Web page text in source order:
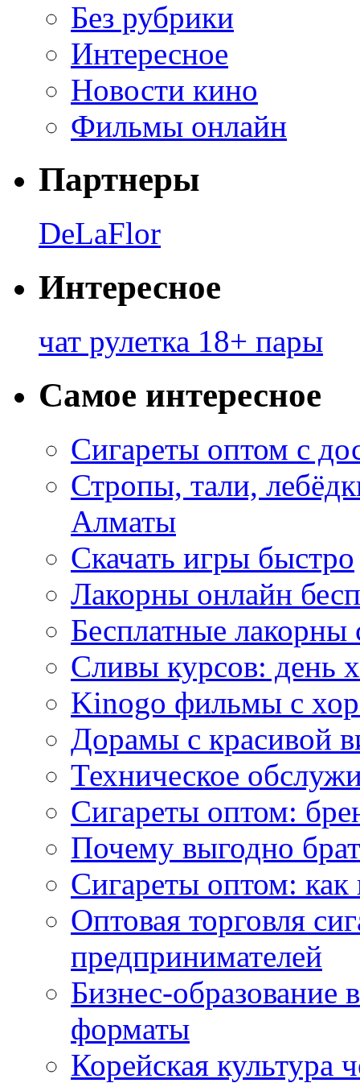
Без рубрики
Интересное
Новости кино
Фильмы онлайн
Партнеры
DeLaFlor
Интересное
чат рулетка 18+ пары
Самое интересное
Сигареты оптом с
Стропы, тали,
Алматы
Скачать игры быстро
Лакорны онлайн
Бесплатные лакорны
Сливы курсов: день
Kinogo фильмы с
Дорамы с красивой
Техническое
Сигареты оптом:
Почему выгодно
Сигареты оптом: как
Оптовая торговля
предпринимателей
Бизнес-образование
форматы
Корейская культура